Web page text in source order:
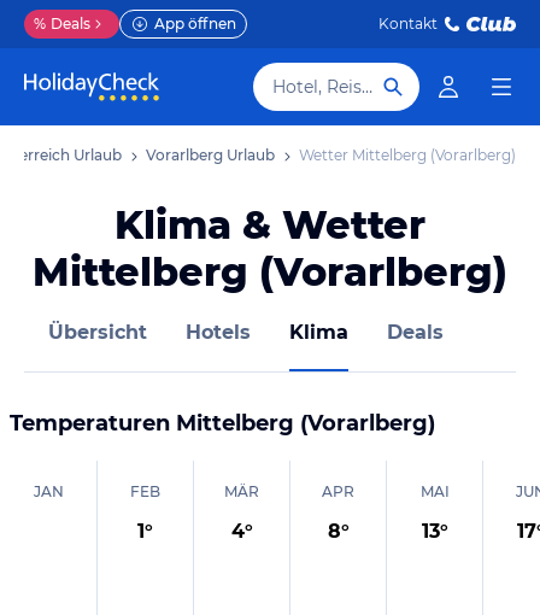
% Deals App öffnen Kontakt
Hotel, Reiseziel
Urlaub Vorarlberg Urlaub Wetter Mittelberg (Vorarlberg)
Klima & Wetter
Mittelberg (Vorarlberg)
Übersicht Hotels Klima Deals
Temperaturen Mittelberg (Vorarlberg)
JAN FEB
1°
MÄR
4°
APR
8°
MAI
13° 17